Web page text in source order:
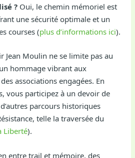
? Oui, le chemin mémoriel est
une sécurité optimale et un
courses (plus d’informations ici).
Jean Moulin ne se limite pas au
hommage vibrant aux
associations engagées. En
vous participez à un devoir de
parcours historiques
telle la traversée du
Liberté).
entre trail et mémoire, des